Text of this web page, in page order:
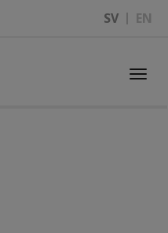
SV EN